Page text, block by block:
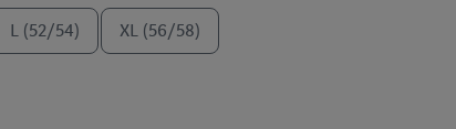
L (52/54) XL (56/58)